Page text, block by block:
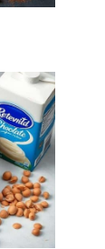
: le
est
Il